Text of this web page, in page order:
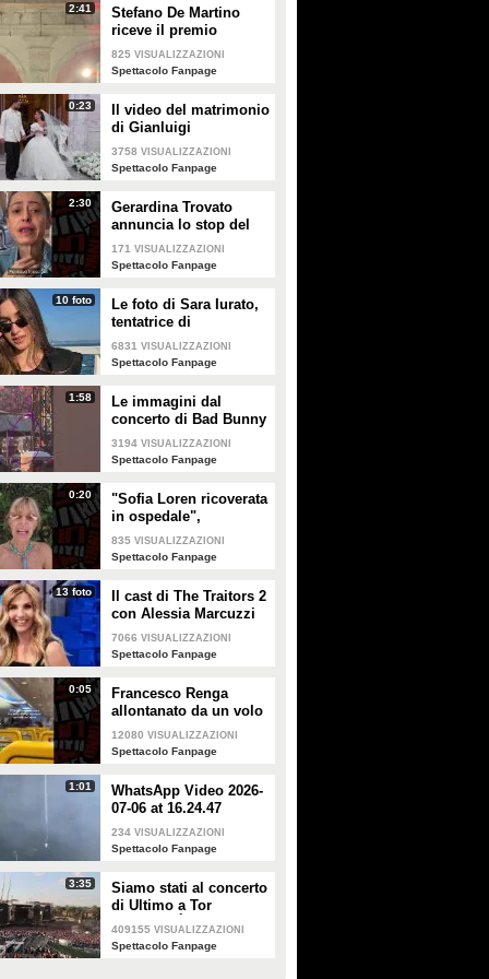
2:41
Stefano De Martino
riceve il premio
intitolato al padre
Enrico
825 VISUALIZZAZIONI
Spettacolo Fanpage
0:23
Il video del matrimonio
di Gianluigi
Donnarumma e Alessia
Elefante
3758 VISUALIZZAZIONI
Spettacolo Fanpage
2:30
Gerardina Trovato
annuncia lo stop del
tour per problemi di
salute
171 VISUALIZZAZIONI
Spettacolo Fanpage
10 foto
Le foto di Sara Iurato,
tentatrice di
Temptation Island 2026
6831 VISUALIZZAZIONI
Spettacolo Fanpage
1:58
Le immagini dal
concerto di Bad Bunny
a Milano
3194 VISUALIZZAZIONI
Spettacolo Fanpage
0:20
"Sofia Loren ricoverata
in ospedale",
Alessandra Mussolini
smentisce: "È serena e
835 VISUALIZZAZIONI
Spettacolo Fanpage
13 foto
Il cast di The Traitors 2
con Alessia Marcuzzi
7066 VISUALIZZAZIONI
Spettacolo Fanpage
0:05
Francesco Renga
allontanato da un volo
Ryanair dopo una
discussione con gli
12080 VISUALIZZAZIONI
Spettacolo Fanpage
1:01
WhatsApp Video 2026-
07-06 at 16.24.47
234 VISUALIZZAZIONI
Spettacolo Fanpage
3:35
Siamo stati al concerto
di Ultimo a Tor
Vergata: "È il giorno
che aspettavo, questa è
409155 VISUALIZZAZIONI
Spettacolo Fanpage